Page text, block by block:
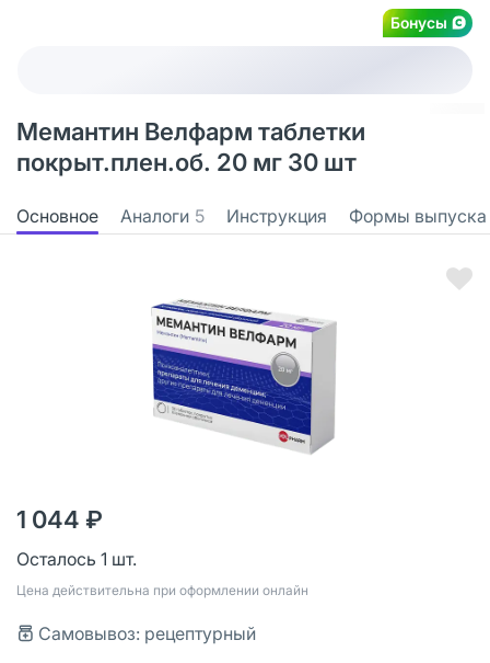
Бонусы
Мемантин Велфарм таблетки
покрыт.плен.об. 20 мг 30 шт
Основное Аналоги 5 Инструкция Формы выпуска
1 044 ₽
Осталось 1 шт.
Цена действительна при оформлении онлайн
Самовывоз: рецептурный